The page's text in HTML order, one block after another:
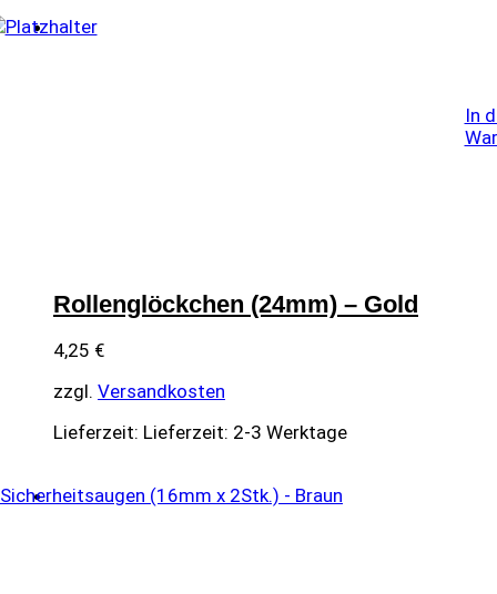
In
Rollenglöckchen (24mm) – Gold
4,25 €
zzgl. Versandkosten
Lieferzeit: Lieferzeit: 2-3 Werktage